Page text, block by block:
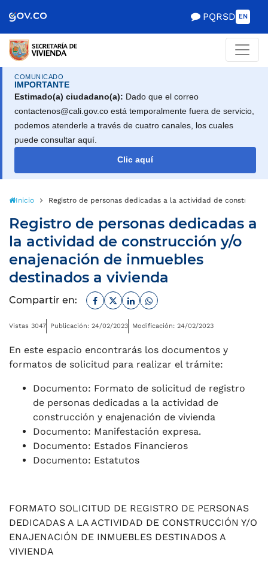
de Gobierno
PQRSD EN
COMUNICADO
IMPORTANTE
Estimado(a) ciudadano(a): Dado que el correo
contactenos@cali.gov.co está temporalmente fuera de servicio,
podemos atenderle a través de cuatro canales, los cuales
puede consultar aquí.
Clic aquí
Inicio Registro de personas dedicadas a la actividad de
Registro de personas dedicadas a
la actividad de construcción y/o
enajenación de inmuebles
destinados a vivienda
Compartir en: Facebook
TwitterLinkedinWhatsapp
Vistas 3047 Publicación: 24/02/2023 Modificación: 24/02/2023
En este espacio encontrarás los documentos y
formatos de solicitud para realizar el trámite:
Documento: Formato de solicitud de registro
de personas dedicadas a la actividad de
construcción y enajenación de vivienda
Documento: Manifestación expresa.
Documento: Estados Financieros
Documento: Estatutos
FORMATO SOLICITUD DE REGISTRO DE PERSONAS
DEDICADAS A LA ACTIVIDAD DE CONSTRUCCIÓN Y/O
ENAJENACIÓN DE INMUEBLES DESTINADOS A
VIVIENDA